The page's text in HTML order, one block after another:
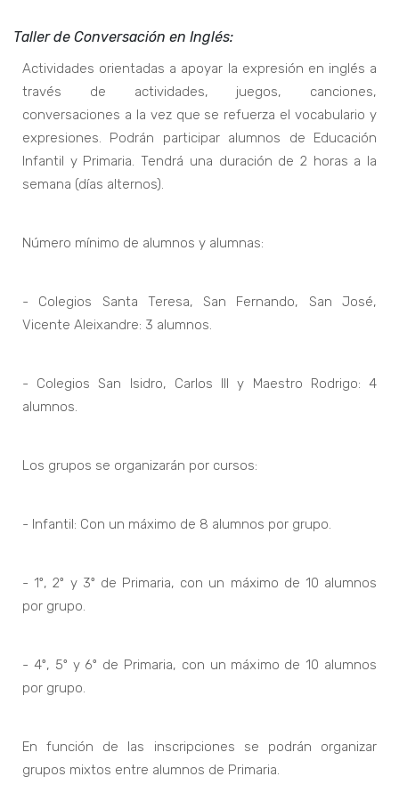
Taller de Conversación en Inglés:
Actividades orientadas a apoyar la expresión en inglés a
través de actividades, juegos, canciones,
conversaciones a la vez que se refuerza el vocabulario y
expresiones. Podrán participar alumnos de Educación
Infantil y Primaria. Tendrá una duración de 2 horas a la
semana (días alternos).
Número mínimo de alumnos y alumnas:
- Colegios Santa Teresa, San Fernando, San José,
Vicente Aleixandre: 3 alumnos.
- Colegios San Isidro, Carlos III y Maestro Rodrigo: 4
alumnos.
Los grupos se organizarán por cursos:
- Infantil: Con un máximo de 8 alumnos por grupo.
- 1º, 2º y 3º de Primaria, con un máximo de 10 alumnos
por grupo.
- 4º, 5º y 6º de Primaria, con un máximo de 10 alumnos
por grupo.
En función de las inscripciones se podrán organizar
grupos mixtos entre alumnos de Primaria.